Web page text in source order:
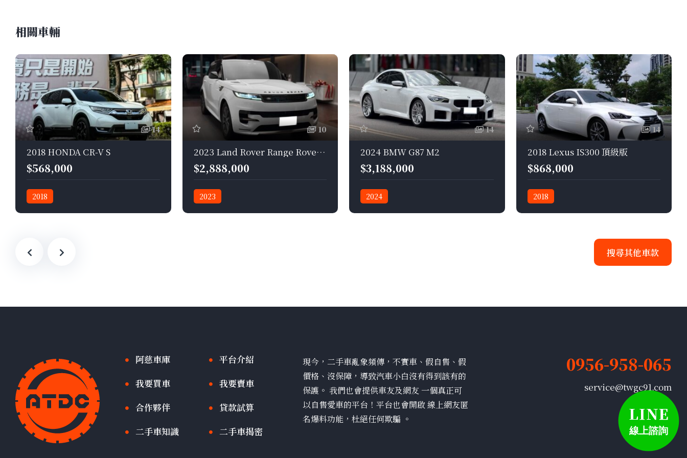
相關車輛
14
2018 HONDA CR-V S
$568,000
2018
10
2023 Land Rover Range Rover Sport P400 Dynamic SE
$2,888,000
2023
14
2024 BMW G87 M2
$3,188,000
2024
14
2018 Lexus IS300 頂級版
$868,000
2018
搜尋其他車款
阿慈車庫
平台介紹
我要買車
我要賣車
合作夥伴
貸款試算
二手車知識
二手車揭密
現今，二手車亂象頻傳，不實車、假自售、假
價格、沒保障，導致汽車小白沒有得到該有的
保護。 我們也會提供車友及網友 一個真正可
以自售愛車的平台！平台也會開啟 線上網友匿
名爆料功能，杜絕任何欺騙 。
0956-958-065
service@twgc91.com